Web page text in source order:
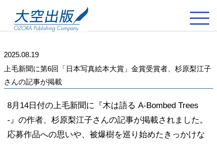
2025.08.19
上毛新聞に第6回「日本写真絵本大賞」金賞受賞者、杉原梨江子
さんの記事が掲載
8月14日付の上毛新聞に『木は語る A-Bombed Trees
-』の作者、杉原梨江子さんの記事が掲載されました。
応募作品への思いや、被爆樹を巡り始めたきっかけな